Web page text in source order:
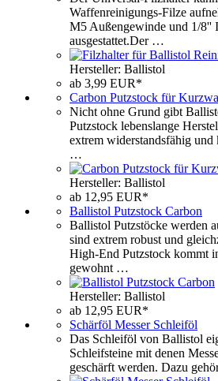
Waffenreinigungs-Filze
M5 Außengewinde und 1/8''
ausgestattet.Der …
Hersteller: Ballistol
ab 3,99 EUR*
Carbon Putzstock für
Nicht ohne Grund gibt
Putzstock lebenslange
extrem widerstandsfähig und
…
Hersteller: Ballistol
ab 12,95 EUR*
Ballistol Putzstock Carbon
Ballistol Putzstöcke werden
sind extrem robust und
High-End Putzstock kommt
gewohnt …
Hersteller: Ballistol
ab 12,95 EUR*
Schärföl Messer Schleiföl
Das Schleiföl von Ballistol
Schleifsteine mit denen
geschärft werden. Dazu